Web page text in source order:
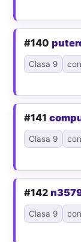
#140
Clasa 9
#141
Clasa 9
#142
Clasa 9